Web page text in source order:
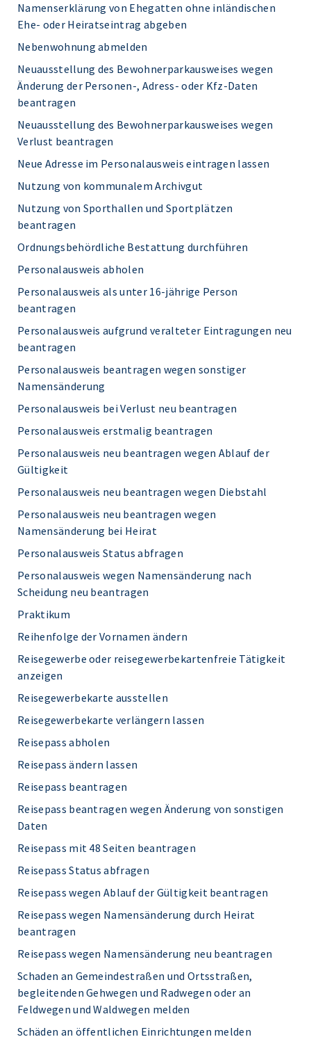
Namenserklärung von Ehegatten ohne inländischen
Ehe- oder Heiratseintrag abgeben
Nebenwohnung abmelden
Neuausstellung des Bewohnerparkausweises wegen
Änderung der Personen-, Adress- oder Kfz-Daten
beantragen
Neuausstellung des Bewohnerparkausweises wegen
Verlust beantragen
Neue Adresse im Personalausweis eintragen lassen
Nutzung von kommunalem Archivgut
Nutzung von Sporthallen und Sportplätzen
beantragen
Ordnungsbehördliche Bestattung durchführen
Personalausweis abholen
Personalausweis als unter 16-jährige Person
beantragen
Personalausweis aufgrund veralteter Eintragungen neu
beantragen
Personalausweis beantragen wegen sonstiger
Namensänderung
Personalausweis bei Verlust neu beantragen
Personalausweis erstmalig beantragen
Personalausweis neu beantragen wegen Ablauf der
Gültigkeit
Personalausweis neu beantragen wegen Diebstahl
Personalausweis neu beantragen wegen
Namensänderung bei Heirat
Personalausweis Status abfragen
Personalausweis wegen Namensänderung nach
Scheidung neu beantragen
Praktikum
Reihenfolge der Vornamen ändern
Reisegewerbe oder reisegewerbekartenfreie Tätigkeit
anzeigen
Reisegewerbekarte ausstellen
Reisegewerbekarte verlängern lassen
Reisepass abholen
Reisepass ändern lassen
Reisepass beantragen
Reisepass beantragen wegen Änderung von sonstigen
Daten
Reisepass mit 48 Seiten beantragen
Reisepass Status abfragen
Reisepass wegen Ablauf der Gültigkeit beantragen
Reisepass wegen Namensänderung durch Heirat
beantragen
Reisepass wegen Namensänderung neu beantragen
Schaden an Gemeindestraßen und Ortsstraßen,
begleitenden Gehwegen und Radwegen oder an
Feldwegen und Waldwegen melden
Schäden an öffentlichen Einrichtungen melden